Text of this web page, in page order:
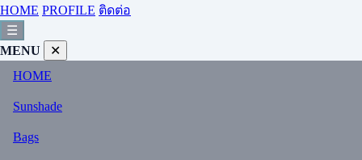
HOME PROFILE ติดต่อ
☰
MENU
✕
HOME
Sunshade
Bags